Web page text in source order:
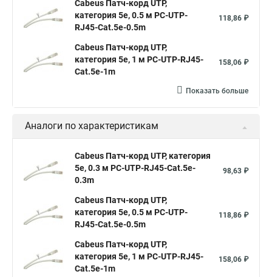
Cabeus Патч-корд UTP,
категория 5e, 0.5 м PC-UTP-
RJ45-Cat.5e-0.5m
118,86 ₽
Cabeus Патч-корд UTP,
категория 5e, 1 м PC-UTP-RJ45-
Cat.5e-1m
158,06 ₽
Показать больше
Аналоги по характеристикам
Cabeus Патч-корд UTP, категория
5e, 0.3 м PC-UTP-RJ45-Cat.5e-
0.3m
98,63 ₽
Cabeus Патч-корд UTP,
категория 5e, 0.5 м PC-UTP-
RJ45-Cat.5e-0.5m
118,86 ₽
Cabeus Патч-корд UTP,
категория 5e, 1 м PC-UTP-RJ45-
Cat.5e-1m
158,06 ₽